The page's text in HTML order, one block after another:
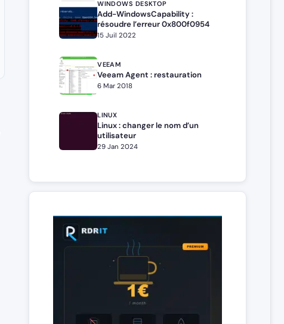
WINDOWS DESKTOP
Add-WindowsCapability :
résoudre l’erreur 0x800f0954
15 Juil 2022
VEEAM
Veeam Agent : restauration
6 Mar 2018
LINUX
Linux : changer le nom d’un
utilisateur
29 Jan 2024